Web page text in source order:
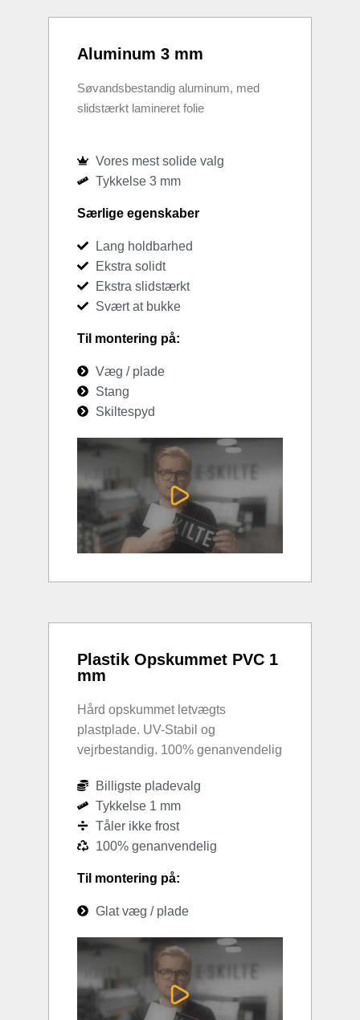
Aluminum 3 mm
Søvandsbestandig aluminum, med
slidstærkt lamineret folie
Vores mest solide valg
Tykkelse 3 mm
Særlige egenskaber
Lang holdbarhed
Ekstra solidt
Ekstra slidstærkt
Svært at bukke
Til montering på:
Væg / plade
Stang
Skiltespyd
Plastik Opskummet PVC 1
mm
Hård opskummet letvægts
plastplade. UV-Stabil og
vejrbestandig. 100% genanvendelig
Billigste pladevalg
Tykkelse 1 mm
Tåler ikke frost
100% genanvendelig
Til montering på:
Glat væg / plade